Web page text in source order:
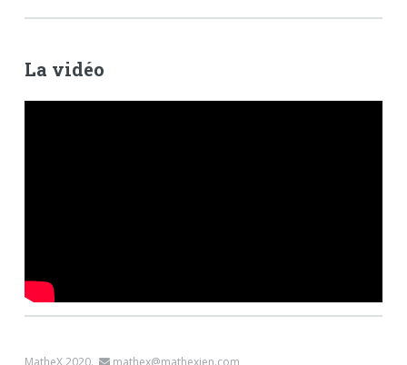
La vidéo
MatheX 2020. mathex@mathexien.com